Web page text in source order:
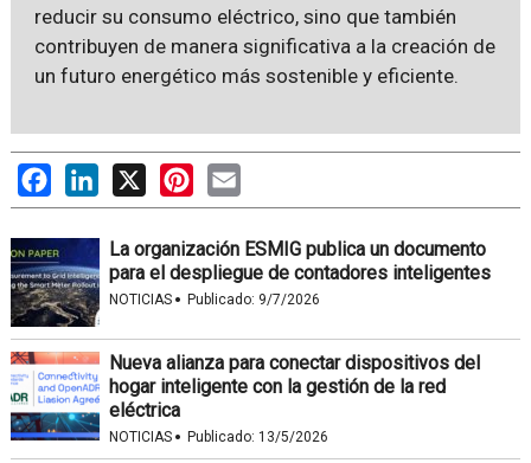
reducir su consumo eléctrico, sino que también
contribuyen de manera significativa a la creación de
un futuro energético más sostenible y eficiente.
FacebookLinkedIn
X PinterestEmail
La organización ESMIG publica un documento
para el despliegue de contadores inteligentes
NOTICIAS · Publicado: 9/7/2026
Nueva alianza para conectar dispositivos del
hogar inteligente con la gestión de la red
eléctrica
NOTICIAS · Publicado: 13/5/2026